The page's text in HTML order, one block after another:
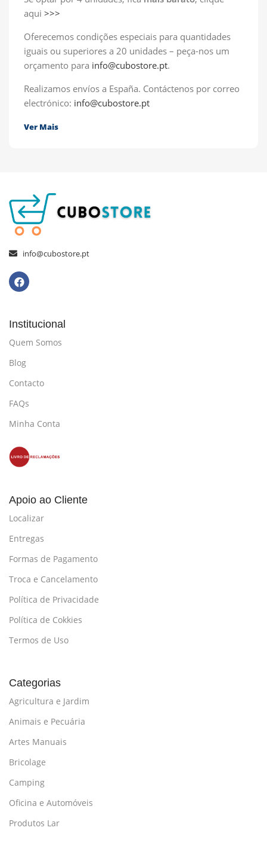
aqui >>>
Oferecemos condições especiais para quantidades
iguais ou superiores a 20 unidades – peça-nos um
orçamento para info@cubostore.pt.
Realizamos envíos a España. Contáctenos por correo
electrónico: info@cubostore.pt
Ver Mais
info@cubostore.pt
Institucional
Quem Somos
Blog
Contacto
FAQs
Minha Conta
Apoio ao Cliente
Localizar
Entregas
Formas de Pagamento
Troca e Cancelamento
Política de Privacidade
Política de Cokkies
Termos de Uso
Categorias
Agricultura e Jardim
Animais e Pecuária
Artes Manuais
Bricolage
Camping
Oficina e Automóveis
Produtos Lar